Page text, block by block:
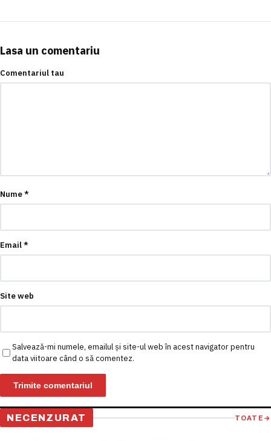
Lasa un comentariu
Comentariul tau
Nume*
Email*
Site web
Salvează-mi numele, emailul și site-ul web în acest navigator pentru
data viitoare când o să comentez.
NECENZURAT TOATE →